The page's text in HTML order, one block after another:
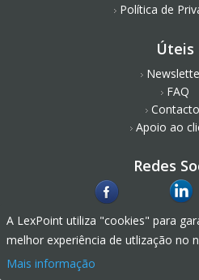
Política de
Úteis
FAQ
Apoio ao
Redes
A LexPoint utiliza "cookies" para
melhor experiência de utlização no
Mais informação